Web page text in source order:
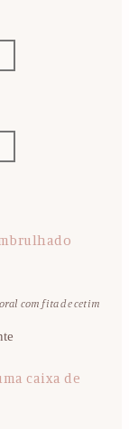
com fita de cetim
caixa de